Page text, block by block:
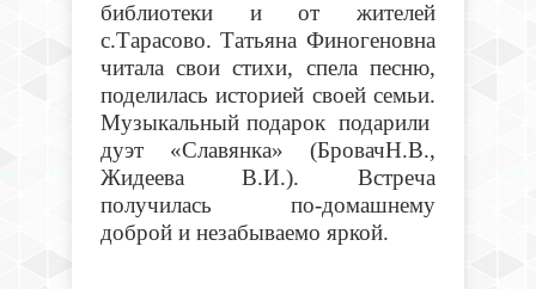
библиотеки и от жителей
с.Тарасово. Татьяна Финогеновна
читала свои стихи, спела песню,
поделилась историей своей семьи.
Музыкальный подарок подарили
дуэт «Славянка» (БровачН.В.,
Жидеева В.И.). Встреча
получилась по-домашнему
доброй и незабываемо яркой.